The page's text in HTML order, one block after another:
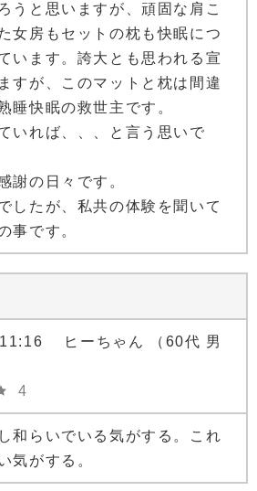
うと思いますが、頑固な肩こ
女房もセットの枕も快眠につ
います。誇大とも思われる宣
すが、このマットと枕は間違
睡快眠の救世主です。
いれば、、、と言う思いで
謝の日々です。
したが、私共の体験を聞いて
事です。
ヒーちゃん （60代 男
4
和らいでいる気がする。これ
気がする。